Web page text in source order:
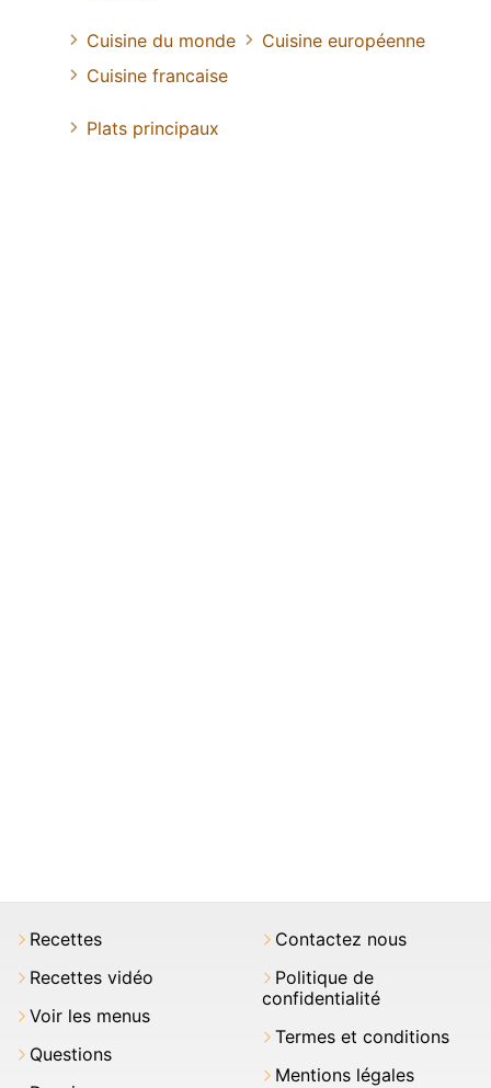
Cuisine du monde
Cuisine européenne
Cuisine francaise
Plats principaux
Recettes
Recettes vidéo
Voir les menus
Questions
Contactez nous
Politique de
confidentialité
Termes et conditions
Mentions légales